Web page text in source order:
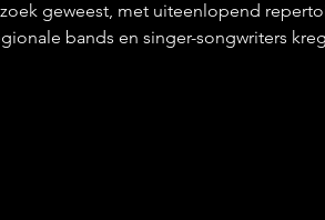
geweest, met uiteenlopend
bands en singer-songwriters